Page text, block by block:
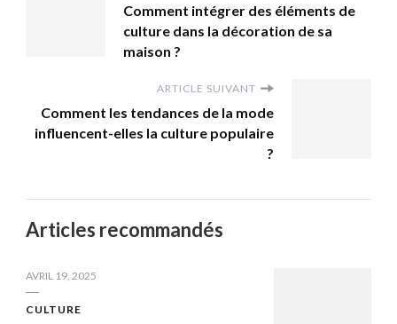
Comment intégrer des éléments de
culture dans la décoration de sa
maison ?
ARTICLE SUIVANT
Comment les tendances de la mode
influencent-elles la culture populaire
?
Articles recommandés
AVRIL 19, 2025
CULTURE